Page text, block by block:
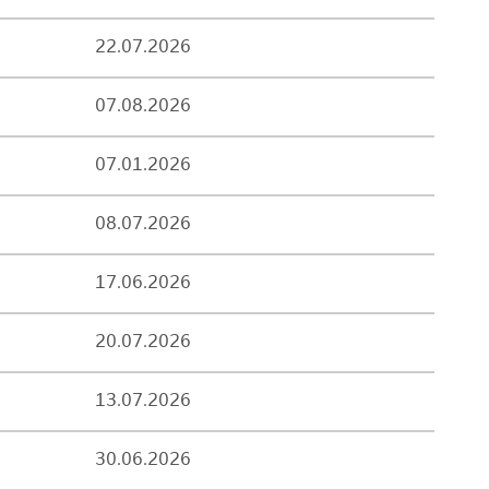
22.07.2026
07.08.2026
07.01.2026
08.07.2026
17.06.2026
20.07.2026
13.07.2026
30.06.2026